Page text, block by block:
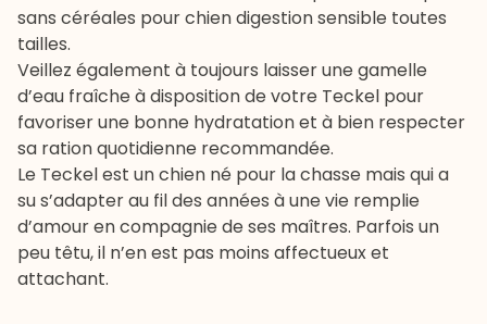
sans céréales pour chien digestion sensible toutes
tailles.
Veillez également à toujours laisser une gamelle
d’eau fraîche à disposition de votre Teckel pour
favoriser une bonne hydratation et à bien respecter
sa ration quotidienne recommandée.
Le Teckel est un chien né pour la chasse mais qui a
su s’adapter au fil des années à une vie remplie
d’amour en compagnie de ses maîtres. Parfois un
peu têtu, il n’en est pas moins affectueux et
attachant.